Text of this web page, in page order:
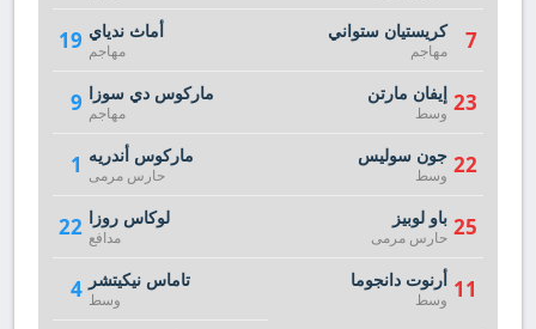
19 أماث ندياي
مهاجم
9 ماركوس دي سوزا
مهاجم
1 ماركوس أندريه
حارس مرمى
22 لوكاس روزا
مدافع
4 تاماس نيكيتشر
وسط
7 كريستيان ستواني
مهاجم
23 إيفان مارتن
وسط
22 جون سوليس
وسط
25 باو لوبيز
حارس مرمى
11 أرنوت دانجوما
وسط